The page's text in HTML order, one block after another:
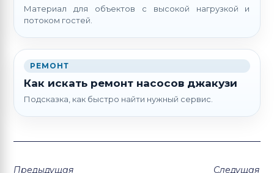
Материал для объектов с высокой нагрузкой и
потоком гостей.
РЕМОНТ
Как искать ремонт насосов джакузи
Подсказка, как быстро найти нужный сервис.
Предыдущая Следущая